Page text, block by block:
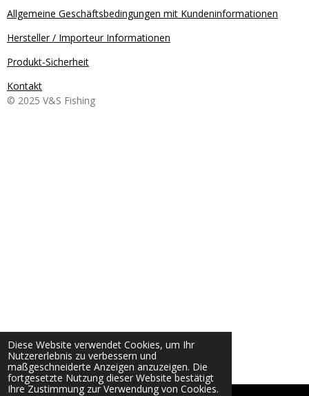
Diese Website verwendet Cookies, um Ihr
Nutzererlebnis zu verbessern und
maßgeschneiderte Anzeigen anzuzeigen. Die
fortgesetzte Nutzung dieser Website bestätigt
Ihre Zustimmung zur Verwendung von Cookies.
Allgemeine Geschäftsbedingungen mit Kundeninformationen
Hersteller / Importeur Informationen
Produkt-Sicherheit
Kontakt
© 2025 V&S Fishing